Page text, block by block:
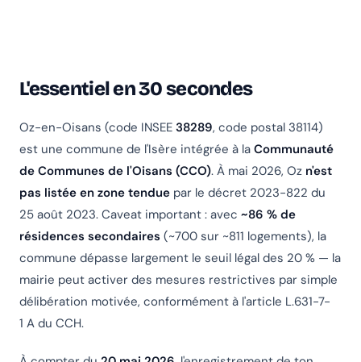
L'essentiel en 30 secondes
Oz-en-Oisans (code INSEE 38289, code postal 38114)
est une commune de l'Isère intégrée à la Communauté
de Communes de l'Oisans (CCO). À mai 2026, Oz n'est
pas listée en zone tendue par le décret 2023-822 du
25 août 2023. Caveat important : avec ~86 % de
résidences secondaires (~700 sur ~811 logements), la
commune dépasse largement le seuil légal des 20 % — la
mairie peut activer des mesures restrictives par simple
délibération motivée, conformément à l'article L.631-7-
1 A du CCH.